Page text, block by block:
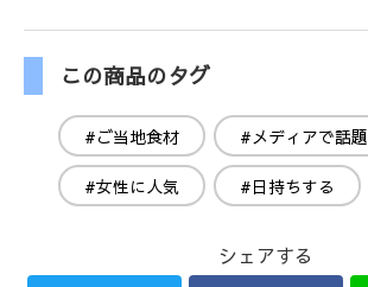
この商品のタグ
#ご当地食材 #メディアで話題
#女性に人気 #日持ちする
シェアする